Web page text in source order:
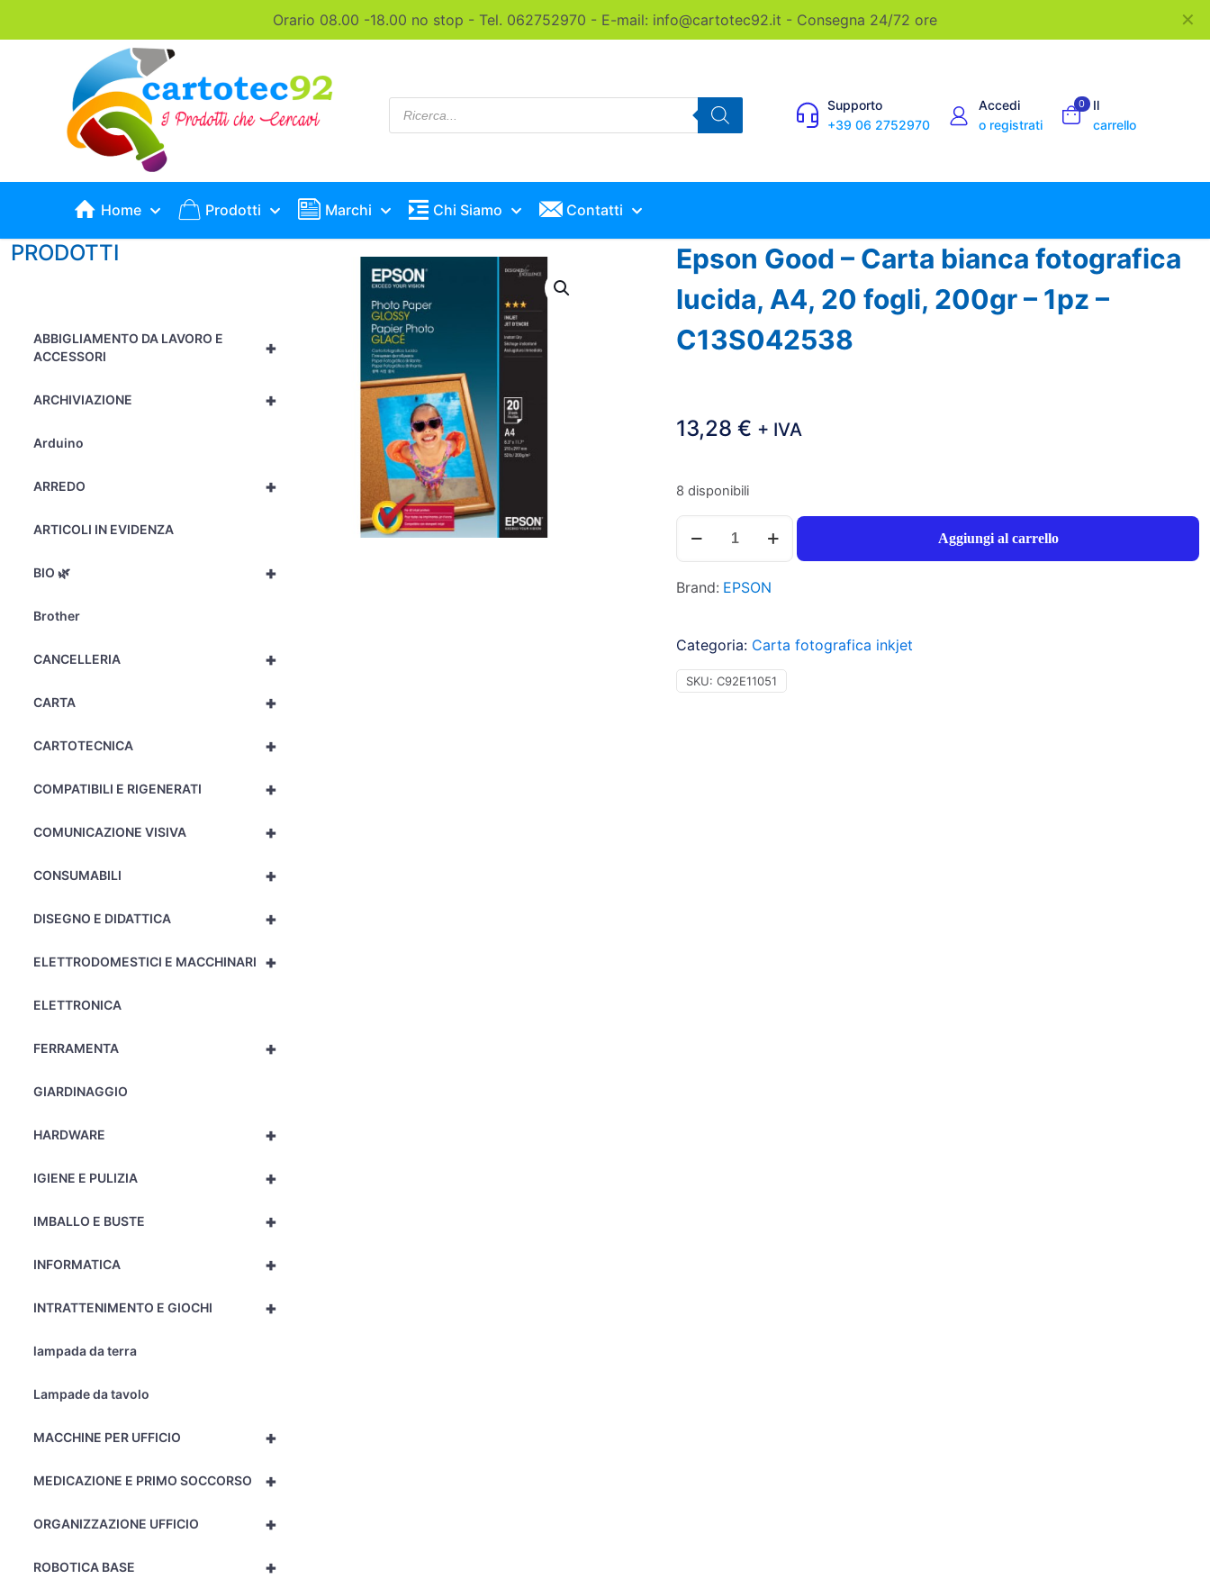
Orario 08.00 -18.00 no stop - Tel. 062752970 - E-mail: info@cartotec92.it - Consegna 24/72 ore ✕
Products
search
Supporto
+39 06 2752970
Accedi
o registrati
0
Il
carrello
Home Prodotti Marchi Chi Siamo Contatti
PRODOTTI
+
ABBIGLIAMENTO DA LAVORO E
ACCESSORI
+
ARCHIVIAZIONE
Arduino
+
ARREDO
ARTICOLI IN EVIDENZA
+
BIO 🌿
Brother
+
CANCELLERIA
+
CARTA
+
CARTOTECNICA
+
COMPATIBILI E RIGENERATI
+
COMUNICAZIONE VISIVA
+
CONSUMABILI
+
DISEGNO E DIDATTICA
+
ELETTRODOMESTICI E MACCHINARI
ELETTRONICA
+
FERRAMENTA
GIARDINAGGIO
+
HARDWARE
+
IGIENE E PULIZIA
+
IMBALLO E BUSTE
+
INFORMATICA
+
INTRATTENIMENTO E GIOCHI
lampada da terra
Lampade da tavolo
+
MACCHINE PER UFFICIO
+
MEDICAZIONE E PRIMO SOCCORSO
+
ORGANIZZAZIONE UFFICIO
+
ROBOTICA BASE
Epson Good – Carta bianca fotografica
lucida, A4, 20 fogli, 200gr – 1pz –
C13S042538
13,28€ + IVA
8 disponibili
Carta
lucida,
A4,
20
Aggiungi al carrello
Brand: EPSON
Categoria: Carta fotografica inkjet
SKU:C92E11051